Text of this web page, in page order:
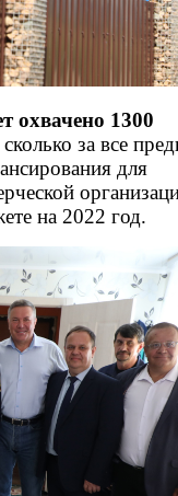
охвачено 1300
за все
для
на 2022 год.